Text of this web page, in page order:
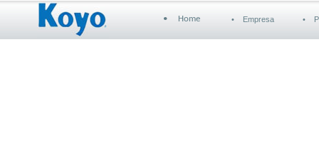
• Home • Empresa •